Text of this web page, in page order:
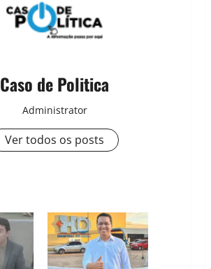
Caso de Politica
Administrator
Ver todos os posts